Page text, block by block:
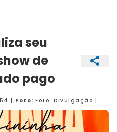
seu
de
pago
Foto: Foto: Divulgação |